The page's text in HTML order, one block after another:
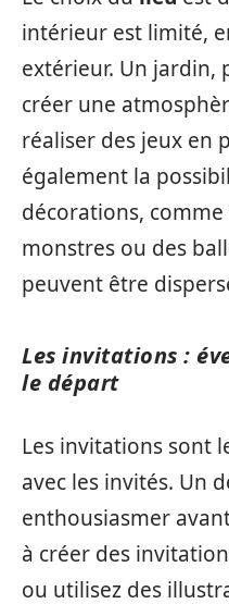
intérieur est limité,
extérieur. Un jardin,
créer une
réaliser des jeux en
également la
décorations,
monstres ou des
peuvent être
Les invitations :
le départ
Les invitations sont
avec les invités. Un
enthousiasmer
à créer des
ou utilisez des